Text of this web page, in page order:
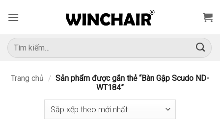
qua
dung
Tìm
kiếm:
Trang chủ / Sản phẩm được gắn thẻ “Bàn Gập Scudo ND-
WT184”